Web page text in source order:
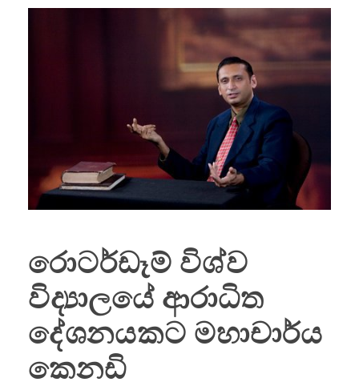
රොටර්ඩෑම් විශ්ව
විද්‍යාලයේ ආරාධිත
දේශනයකට මහාචාර්ය
කෙනඩි